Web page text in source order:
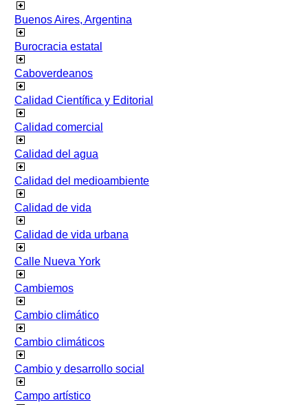
Buenos Aires, Argentina
Burocracia estatal
Caboverdeanos
Calidad Científica y Editorial
Calidad comercial
Calidad del agua
Calidad del medioambiente
Calidad de vida
Calidad de vida urbana
Calle Nueva York
Cambiemos
Cambio climático
Cambio climáticos
Cambio y desarrollo social
Campo artístico